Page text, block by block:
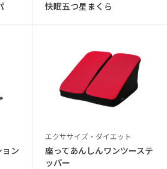
快眠五つ星まくら
ン
エクササイズ・ダイエット
座ってあんしんワンツーステ
ッパー